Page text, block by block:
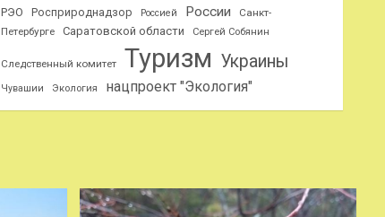
РЭО Росприроднадзор Россией России
Санкт-
Петербурге
Саратовской области Сергей Собянин
Следственный комитет Туризм Украины
Чувашии Экология нацпроект "Экология"